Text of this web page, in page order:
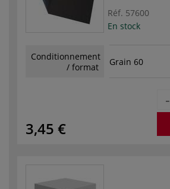
Réf. 57600
En stock
Conditionnement
/ format
Grain 60
3,45 €
-